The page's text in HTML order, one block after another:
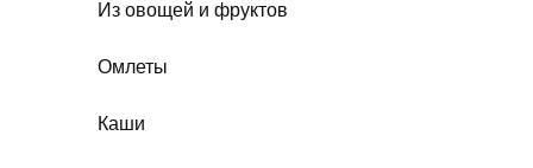
Из овощей и фруктов
Омлеты
Каши